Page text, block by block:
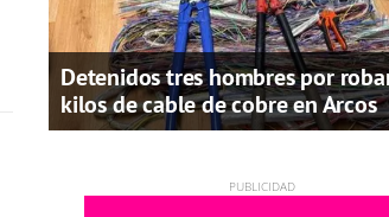
Detenidos tres hombres por
kilos de cable de cobre en Arcos